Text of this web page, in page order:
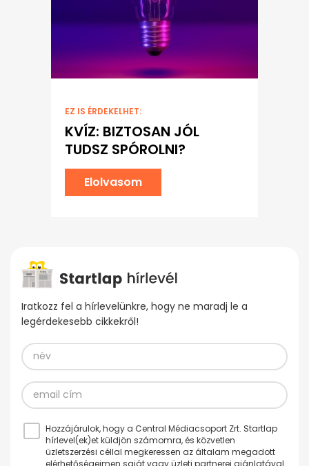
EZ IS ÉRDEKELHET:
KVÍZ: BIZTOSAN JÓL
TUDSZ SPÓROLNI?
Elolvasom
Iratkozz fel a hírlevelünkre, hogy ne maradj le a
legérdekesebb cikkekről!
Hozzájárulok, hogy a Central Médiacsoport Zrt. Startlap
hírlevel(ek)et küldjön számomra, és közvetlen
üzletszerzési céllal megkeressen az általam megadott
elérhetőségeimen saját vagy üzleti partnerei ajánlatával.